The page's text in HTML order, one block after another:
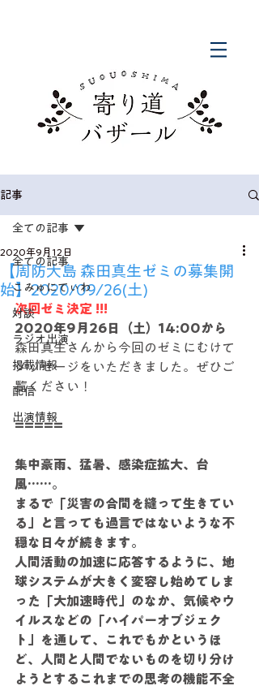
記事
全ての記事
こみゅにてぃわ
対談
ラジオ出演
掲載情報
配信
出演情報
全ての記事
【周防大島 森田真生ゼミの募集開
始】2020/09/26(土)
2020年9月12日
次回ゼミ決定 !!!
2020年9月26日（土）14:00から
森田真生さんから今回のゼミにむけて
メッセージをいただきました。ぜひご
覧ください！
=====
集中豪雨、猛暑、感染症拡大、台
風……。
まるで「災害の合間を縫って生きてい
る」と言っても過言ではないような不
穏な日々が続きます。
人間活動の加速に応答するように、地
球システムが大きく変容し始めてしま
った「大加速時代」のなか、気候やウ
イルスなどの「ハイパーオブジェク
ト」を通して、これでもかというほ
ど、人間と人間でないものを切り分け
ようとするこれまでの思考の機能不全